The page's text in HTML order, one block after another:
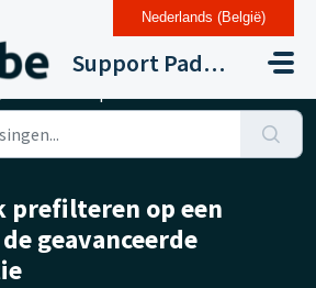
Support Paddle Drupal 11
prefilteren op een
geavanceerde
Nederlands (België)